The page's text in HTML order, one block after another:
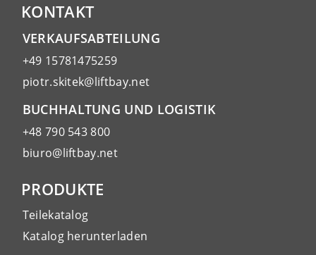
KONTAKT
VERKAUFSABTEILUNG
+49 15781475259
piotr.skitek@liftbay.net
BUCHHALTUNG UND LOGISTIK
+48 790 543 800
biuro@liftbay.net
PRODUKTE
Teilekatalog
Katalog herunterladen